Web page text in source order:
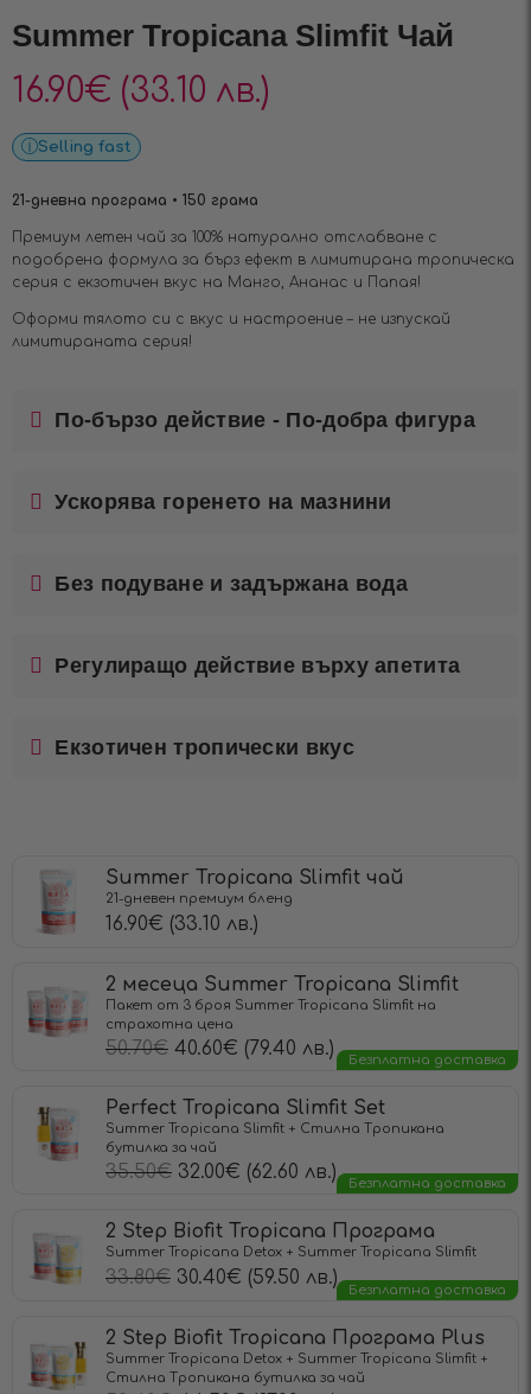
базирано на
потребителски
Summer Tropicana Slimfit Чай
16.90€ (33.10 лв.)
Selling fast
21-дневна програма • 150 грама
Премиум летен чай за 100% натурално отслабване с
подобрена формула за бърз ефект в лимитирана тропическа
серия с екзотичен вкус на Манго, Ананас и Папая!
Оформи тялото си с вкус и настроение – не изпускай
лимитираната серия!
По-бързо действие - По-добра фигура
Ускорява горенето на мазнини
Без подуване и задържана вода
Регулиращо действие върху апетита
Екзотичен тропически вкус
Summer Tropicana Slimfit чай
21-дневен премиум бленд
16.90€ (33.10 лв.)
2 месеца Summer Tropicana Slimfit
Пакет от 3 броя Summer Tropicana Slimfit на
страхотна цена
50.70€ 40.60€ (79.40 лв.)
Безплатна доставка
Perfect Tropicana Slimfit Set
Summer Tropicana Slimfit + Стилна Тропикана
бутилка за чай
35.50€ 32.00€ (62.60 лв.)
Безплатна доставка
2 Step Biofit Tropicana Програма
Summer Tropicana Detox + Summer Tropicana Slimfit
33.80€ 30.40€ (59.50 лв.)
Безплатна доставка
2 Step Biofit Tropicana Програма Plus
Summer Tropicana Detox + Summer Tropicana Slimfit +
Стилна Тропикана бутилка за чай